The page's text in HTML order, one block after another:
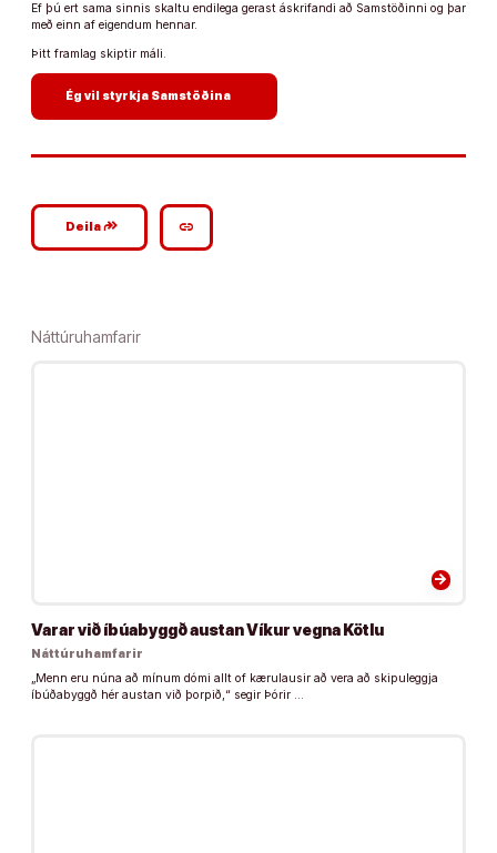
Ef þú ert sama sinnis skaltu endilega gerast áskrifandi að Samstöðinni og þar
með einn af eigendum hennar.
Þitt framlag skiptir máli.
Ég vil styrkja Samstöðina
Deilagoogle_plus_reshare link
Náttúruhamfarir
arrow_forward
Varar við íbúabyggð austan Víkur vegna Kötlu
Náttúruhamfarir
„Menn eru núna að mínum dómi allt of kærulausir að vera að skipuleggja
íbúðabyggð hér austan við þorpið,“ segir Þórir …